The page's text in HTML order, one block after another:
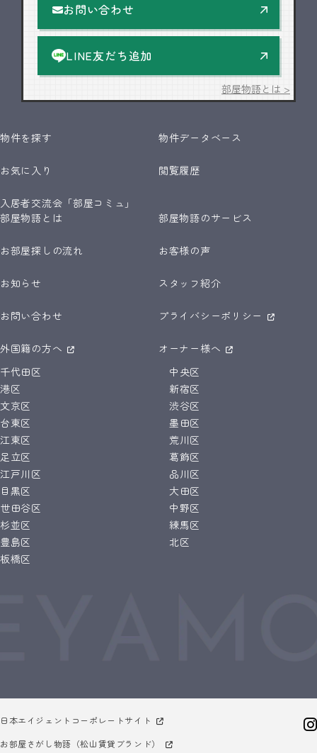
お問い合わせ
LINE友だち追加
部屋物語とは >
物件を探す 物件データベース
お気に入り 閲覧履歴
入居者交流会「部屋コミュ」
部屋物語とは
部屋物語のサービス
お部屋探しの流れ お客様の声
お知らせ スタッフ紹介
お問い合わせ プライバシーポリシー
外国籍の方へ
オーナー様へ
千代田区
中央区
港区
新宿区
文京区
渋谷区
台東区
墨田区
江東区
荒川区
足立区
葛飾区
江戸川区
品川区
目黒区
大田区
世田谷区
中野区
杉並区
練馬区
豊島区
北区
板橋区
日本エイジェントコーポレートサイト
お部屋さがし物語（松山賃貸ブランド）